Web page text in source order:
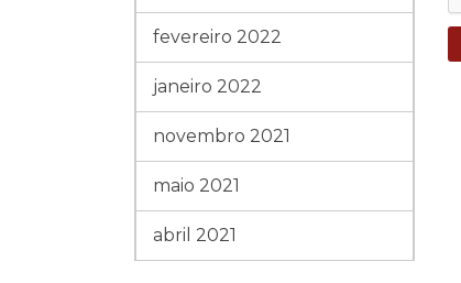
fevereiro 2022
janeiro 2022
novembro 2021
maio 2021
abril 2021